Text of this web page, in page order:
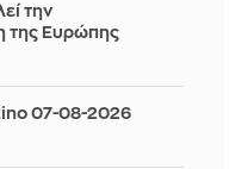
την
της Ευρώπης
07-08-2026